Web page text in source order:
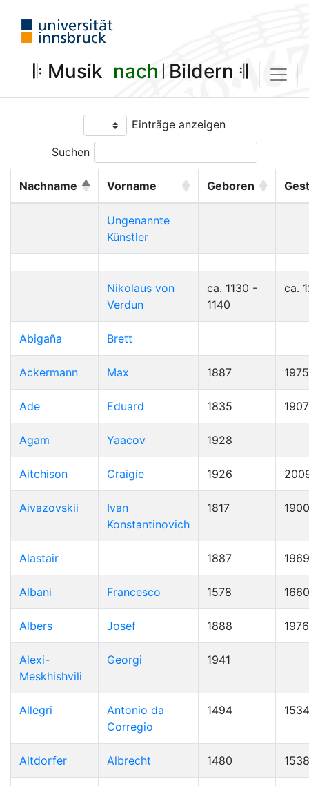
𝄆 Musik 𝄀 nach 𝄀 Bildern 𝄇
Einträge anzeigen
Suchen
Nachname Vorname Geboren
Ungenannte
Künstler
Nikolaus von
Verdun
ca. 1130 -
1140
ca.
Abigaña Brett
Ackermann Max 1887 1975
Ade Eduard 1835 1907
Agam Yaacov 1928
Aitchison Craigie 1926
Aivazovskii
Ivan
Konstantinovich
1817 1900
Alastair 1887 1969
Albani Francesco 1578 1660
Albers Josef 1888 1976
Alexi-
Meskhishvili
Georgi 1941
Allegri
Antonio da
Corregio
1494 1534
Altdorfer Albrecht 1480 1538